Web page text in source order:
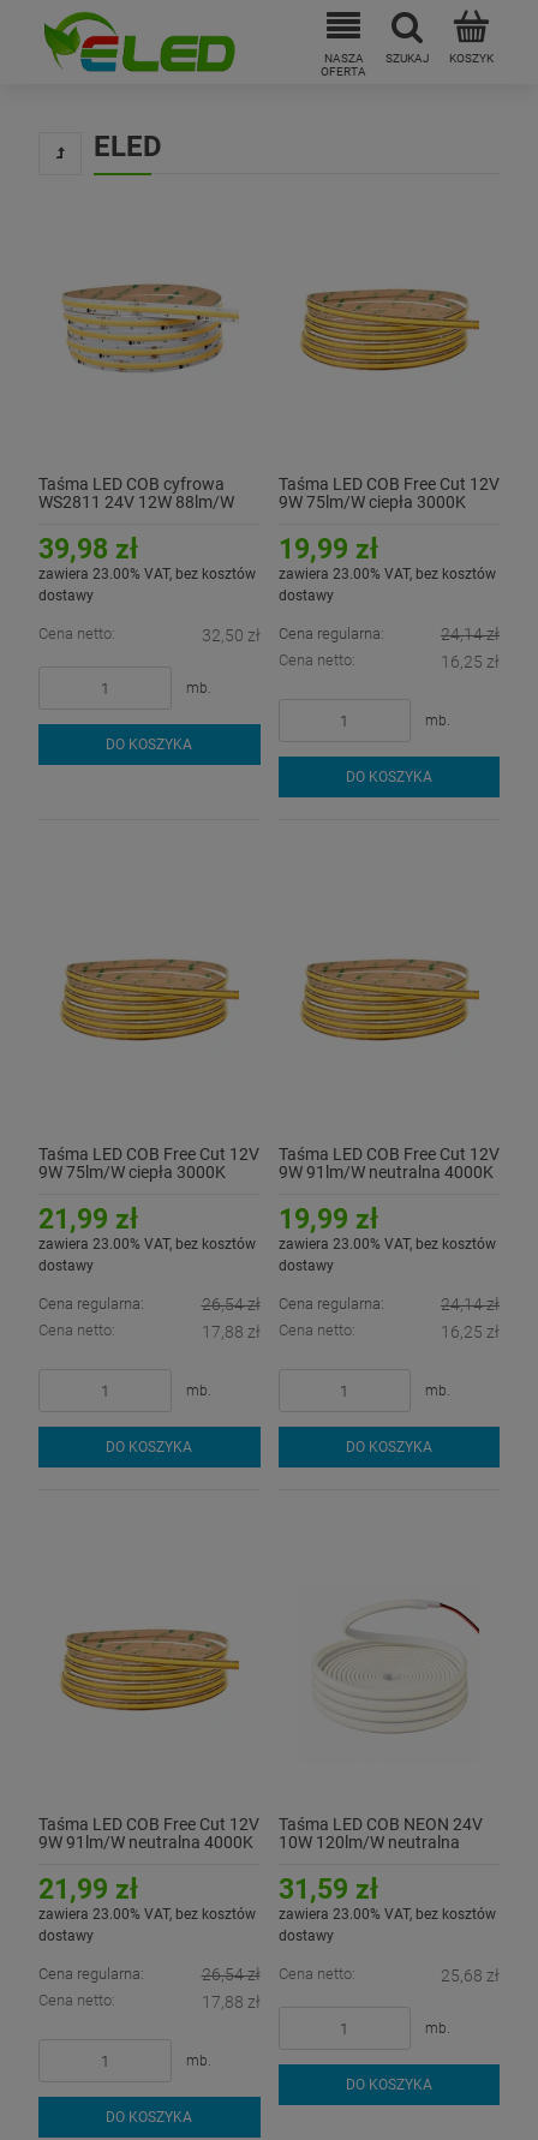
ELED
Taśma LED COB cyfrowa
WS2811 24V 12W 88lm/W
pikseli/mb
39,98 zł
zawiera 23.00% VAT, bez kosztów
dostawy
Cena netto: 32,50 zł
mb.
DO KOSZYKA
Taśma LED COB Free Cut 12V
9W 75lm/W ciepła 3000K
19,99 zł
zawiera 23.00% VAT, bez kosztów
dostawy
Cena regularna: 24,14 zł
Cena netto: 16,25 zł
mb.
DO KOSZYKA
Taśma LED COB Free Cut 12V
9W 75lm/W ciepła 3000K
21,99 zł
zawiera 23.00% VAT, bez kosztów
dostawy
Cena regularna: 26,54 zł
Cena netto: 17,88 zł
mb.
DO KOSZYKA
Taśma LED COB Free Cut 12V
9W 91lm/W neutralna 4000K
19,99 zł
zawiera 23.00% VAT, bez kosztów
dostawy
Cena regularna: 24,14 zł
Cena netto: 16,25 zł
mb.
DO KOSZYKA
Taśma LED COB Free Cut 12V
9W 91lm/W neutralna 4000K
21,99 zł
zawiera 23.00% VAT, bez kosztów
dostawy
Cena regularna: 26,54 zł
Cena netto: 17,88 zł
mb.
DO KOSZYKA
Taśma LED COB NEON 24V
10W 120lm/W neutralna
31,59 zł
zawiera 23.00% VAT, bez kosztów
dostawy
Cena netto: 25,68 zł
mb.
DO KOSZYKA